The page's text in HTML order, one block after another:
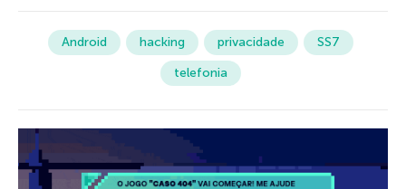
Android hacking privacidade
SS7
telefonia